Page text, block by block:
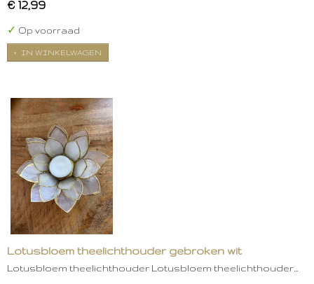
€ 12,99
✓ Op voorraad
IN WINKELWAGEN
Lotusbloem theelichthouder gebroken wit
Lotusbloem theelichthouder Lotusbloem theelichthouder…